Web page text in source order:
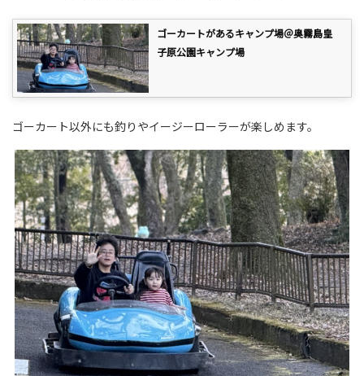
ゴーカートがあるキャンプ場＠奥霧島皇
子原公園キャンプ場
ゴーカート以外にも釣りやイージーローラーが楽しめます。